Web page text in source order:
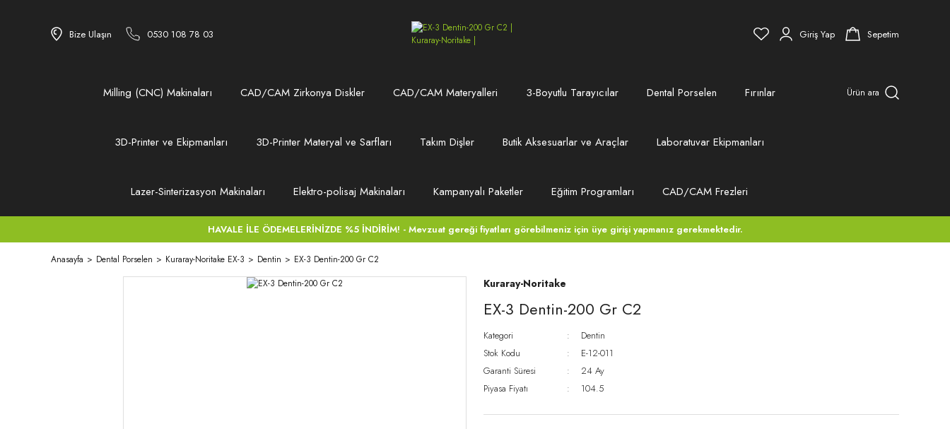
Bize Ulaşın 0530 108 78 03 Giriş Yap Sepetim
Milling (CNC) Makinaları CAD/CAM Zirkonya Diskler CAD/CAM Materyalleri 3-Boyutlu Tarayıcılar Dental Porselen Fırınlar
3D-Printer ve Ekipmanları 3D-Printer Materyal ve Sarfları Takım Dişler Butik Aksesuarlar ve Araçlar Laboratuvar Ekipmanları
Lazer-Sinterizasyon Makinaları Elektro-polisaj Makinaları Kampanyalı Paketler Eğitim Programları CAD/CAM Frezleri
Ürün ara
HAVALE İLE ÖDEMELERİNİZDE %5 İNDİRİM! - Mevzuat gereği fiyatları görebilmeniz için üye girişi yapmanız gerekmektedir.
Anasayfa Dental Porselen Kuraray-Noritake EX-3 Dentin EX-3 Dentin-200 Gr C2
Kuraray-Noritake
EX-3 Dentin-200 Gr C2
Kategori
Dentin
Stok Kodu
E-12-011
Garanti Süresi
24 Ay
Piyasa Fiyatı
104.5